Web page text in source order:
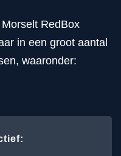
RedBox
in een groot aantal
waaronder: